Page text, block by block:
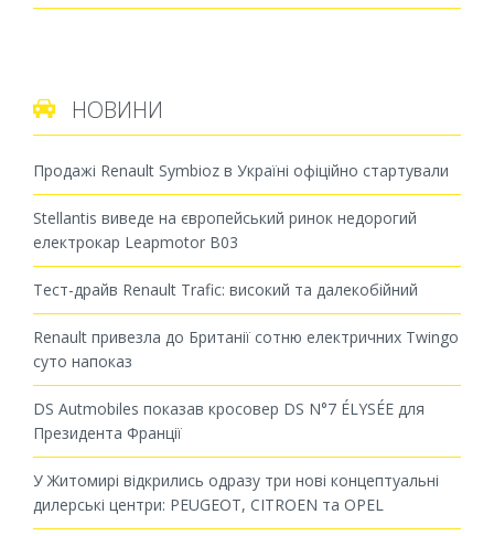
 НОВИНИ
Продажі Renault Symbioz в Україні офіційно стартували
Stellantis виведе на європейський ринок недорогий
електрокар Leapmotor B03
Тест-драйв Renault Trafic: високий та далекобійний
Renault привезла до Британії сотню електричних Twingo
суто напоказ
DS Autmobiles показав кросовер DS N°7 ÉLYSÉE для
Президента Франції
У Житомирі відкрились одразу три нові концептуальні
дилерські центри: PEUGEOT, CITROEN та OPEL